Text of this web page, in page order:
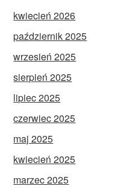
kwiecień 2026
październik 2025
wrzesień 2025
sierpień 2025
lipiec 2025
czerwiec 2025
maj 2025
kwiecień 2025
marzec 2025